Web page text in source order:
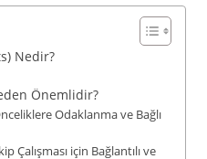
Nedir?
Önemlidir?
Odaklanma ve Bağlı
Çalışması için Bağlantılı ve